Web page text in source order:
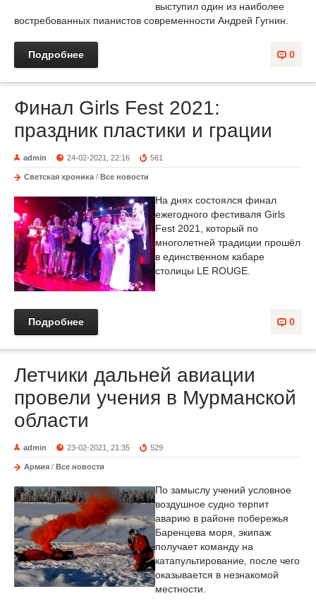
выступил один из наиболее
востребованных пианистов современности Андрей Гугнин.
0
Подробнее
Финал Girls Fest 2021:
праздник пластики и грации
admin 24-02-2021, 22:16 561
Светская хроника / Все новости
На днях состоялся финал
ежегодного фестиваля Girls
Fest 2021, который по
многолетней традиции прошёл
в единственном кабаре
столицы LE ROUGE.
0
Подробнее
Летчики дальней авиации
провели учения в Мурманской
области
admin 23-02-2021, 21:35 529
Армия / Все новости
По замыслу учений условное
воздушное судно терпит
аварию в районе побережья
Баренцева моря, экипаж
получает команду на
катапультирование, после чего
оказывается в незнакомой
местности.